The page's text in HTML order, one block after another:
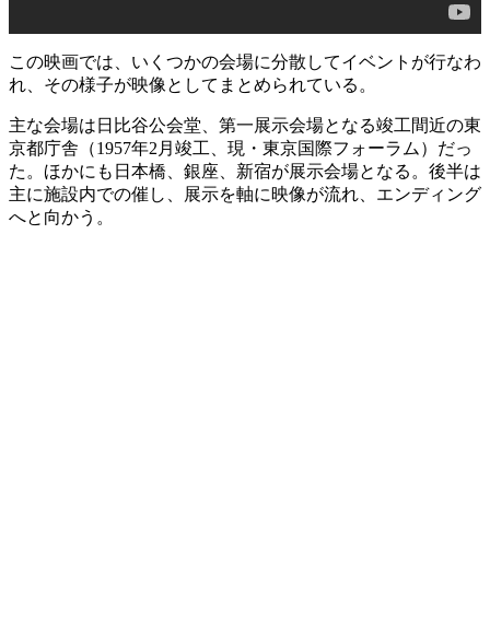
この映画では、いくつかの会場に分散してイベントが行なわ
れ、その様子が映像としてまとめられている。
主な会場は日比谷公会堂、第一展示会場となる竣工間近の東
京都庁舎（1957年2月竣工、現・東京国際フォーラム）だっ
た。ほかにも日本橋、銀座、新宿が展示会場となる。後半は
主に施設内での催し、展示を軸に映像が流れ、エンディング
へと向かう。